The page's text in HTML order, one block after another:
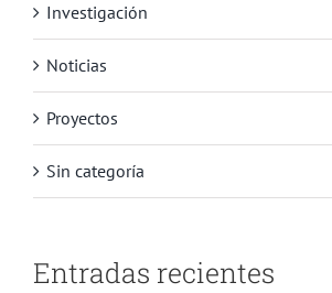
Investigación
Noticias
Proyectos
Sin categoría
Entradas recientes